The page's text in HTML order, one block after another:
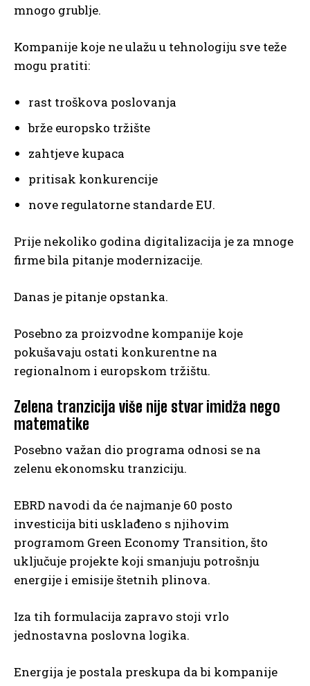
mnogo grublje.
Kompanije koje ne ulažu u tehnologiju sve teže
mogu pratiti:
rast troškova poslovanja
brže europsko tržište
zahtjeve kupaca
pritisak konkurencije
nove regulatorne standarde EU.
Prije nekoliko godina digitalizacija je za mnoge
firme bila pitanje modernizacije.
Danas je pitanje opstanka.
Posebno za proizvodne kompanije koje
pokušavaju ostati konkurentne na
regionalnom i europskom tržištu.
Zelena tranzicija više nije stvar imidža nego
matematike
Posebno važan dio programa odnosi se na
zelenu ekonomsku tranziciju.
EBRD navodi da će najmanje 60 posto
investicija biti usklađeno s njihovim
programom Green Economy Transition, što
uključuje projekte koji smanjuju potrošnju
energije i emisije štetnih plinova.
Iza tih formulacija zapravo stoji vrlo
jednostavna poslovna logika.
Energija je postala preskupa da bi kompanije